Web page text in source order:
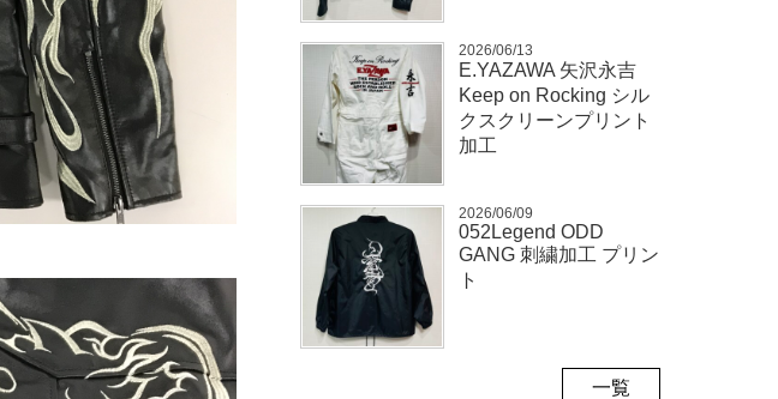
2026/06/13
E.YAZAWA 矢沢永吉
Keep on Rocking シル
クスクリーンプリント
加工
2026/06/09
052Legend ODD
GANG 刺繍加工 プリン
ト
一覧